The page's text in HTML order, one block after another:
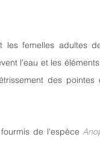
femelles adultes
l'eau et les
des
fourmis de l'espèce